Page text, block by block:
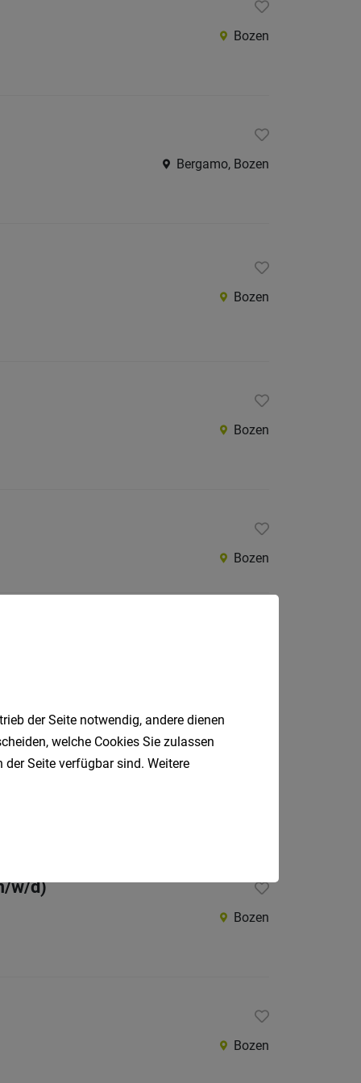
Bozen
Bergamo, Bozen
Bozen
Bozen
Bozen
w/d)
Bozen
Bozen
der Seite notwendig, andere dienen
welche Cookies Sie zulassen
Seite verfügbar sind. Weitere